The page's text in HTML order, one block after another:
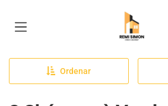
Página
Ordenar